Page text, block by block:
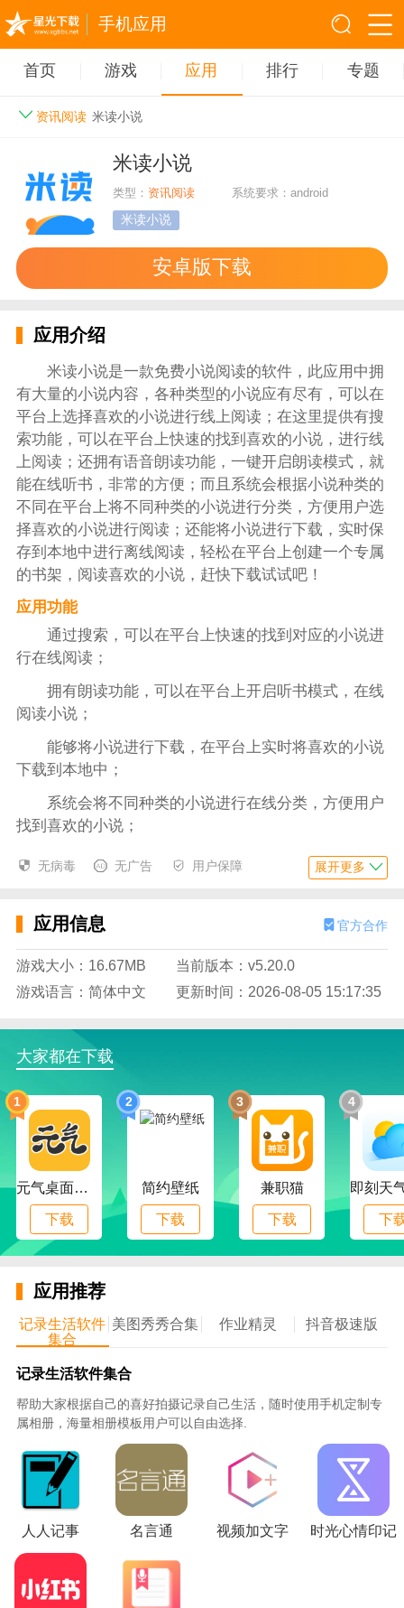
手机应用
首页 游戏 应用 排行 专题
资讯阅读 米读小说
米读小说
类型： 资讯阅读 系统要求：android
米读小说
安卓版下载
应用介绍
米读小说是一款免费小说阅读的软件，此应用中拥
有大量的小说内容，各种类型的小说应有尽有，可以在
平台上选择喜欢的小说进行线上阅读；在这里提供有搜
索功能，可以在平台上快速的找到喜欢的小说，进行线
上阅读；还拥有语音朗读功能，一键开启朗读模式，就
能在线听书，非常的方便；而且系统会根据小说种类的
不同在平台上将不同种类的小说进行分类，方便用户选
择喜欢的小说进行阅读；还能将小说进行下载，实时保
存到本地中进行离线阅读，轻松在平台上创建一个专属
的书架，阅读喜欢的小说，赶快下载试试吧！
应用功能
通过搜索，可以在平台上快速的找到对应的小说进
行在线阅读；
拥有朗读功能，可以在平台上开启听书模式，在线
阅读小说；
能够将小说进行下载，在平台上实时将喜欢的小说
下载到本地中；
系统会将不同种类的小说进行在线分类，方便用户
找到喜欢的小说；
每一次阅读系统都会将用户的阅读历史进行记录，
系统会将大量优质小说进行在线推荐，供用户在线
查看；
应用特色
应用中拥有大量的优质小说，可以尽情在平台上阅
各种不同种类的小说应有尽有，用户能够轻松轻松
应用的操作非常的简单，新手用户能够快速上手使
用此应用；
小说的字体整洁有序，页面规整，用户能够清楚的
看到小说内容；
界面的设计非常的简洁，可以给用户一个良好的使
用体验；
可以在平台上创建一个专属的书架，在线进行阅读
喜欢的小说；
使用说明
1、打开软件进入到登录页面，登录账号后就能够
使用该应用
2、登录后进入到首页页面中，在页面中可以看到
大量的优质小说
3、点击进入到推荐页面，可以在这里查看到系统
推荐的小说
4、进入到书架页面中，用户能够在平台上阅读书
架中的小说
5、点击到我的页面，在这里可以实时查看下载的
无病毒 无广告 用户保障 展开更多
应用信息 官方合作
游戏大小：16.67MB
当前版本：v5.20.0
游戏语言：简体中文
更新时间：2026-08-05 15:17:35
大家都在下载
1
元气桌面下载
下载
2
简约壁纸
下载
3
兼职猫
下载
4
下
应用推荐
记录生活软件
集合
美图秀秀合集 作业精灵 抖音极速版
记录生活软件集合
帮助大家根据自己的喜好拍摄记录自己生活，随时使用手机定制专
属相册，海量相册模板用户可以自由选择.
人人记事 名言通 视频加文字 时光心情印记